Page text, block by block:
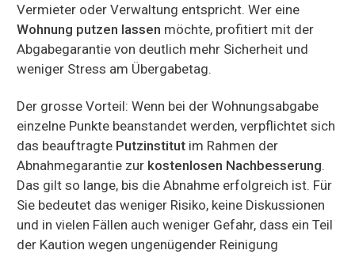
Vermieter oder Verwaltung entspricht. Wer eine
Wohnung putzen lassen möchte, profitiert mit der
Abgabegarantie von deutlich mehr Sicherheit und
weniger Stress am Übergabetag.
Der grosse Vorteil: Wenn bei der Wohnungsabgabe
einzelne Punkte beanstandet werden, verpflichtet sich
das beauftragte Putzinstitut im Rahmen der
Abnahmegarantie zur kostenlosen Nachbesserung.
Das gilt so lange, bis die Abnahme erfolgreich ist. Für
Sie bedeutet das weniger Risiko, keine Diskussionen
und in vielen Fällen auch weniger Gefahr, dass ein Teil
der Kaution wegen ungenügender Reinigung